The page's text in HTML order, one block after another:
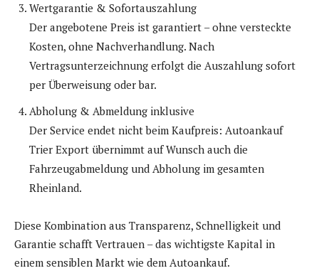
Wertgarantie & Sofortauszahlung
Der angebotene Preis ist garantiert – ohne versteckte
Kosten, ohne Nachverhandlung. Nach
Vertragsunterzeichnung erfolgt die Auszahlung sofort
per Überweisung oder bar.
Abholung & Abmeldung inklusive
Der Service endet nicht beim Kaufpreis: Autoankauf
Trier Export übernimmt auf Wunsch auch die
Fahrzeugabmeldung und Abholung im gesamten
Rheinland.
Diese Kombination aus Transparenz, Schnelligkeit und
Garantie schafft Vertrauen – das wichtigste Kapital in
einem sensiblen Markt wie dem Autoankauf.